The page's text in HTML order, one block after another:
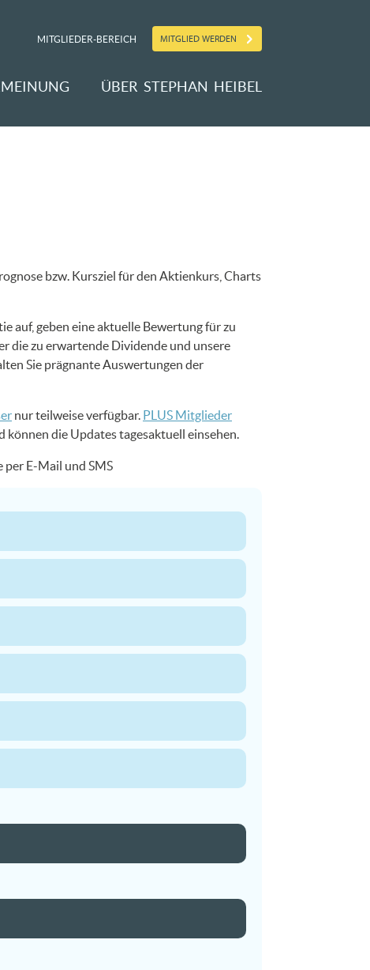
MITGLIEDER-BEREICH MITGLIED WERDEN
ÜBER STEPHAN HEIBEL
bzw. Kursziel für den Aktienkurs, Charts
auf, geben eine aktuelle Bewertung für zu
die zu erwartende Dividende und unsere
Sie prägnante Auswertungen der
nur teilweise verfügbar. PLUS Mitglieder
die Updates tagesaktuell einsehen.
E-Mail und SMS